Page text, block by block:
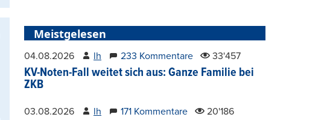
Meistgelesen
04.08.2026 lh 233 Kommentare 33'457
KV-Noten-Fall weitet sich aus: Ganze Familie bei
ZKB
03.08.2026 lh 171 Kommentare 20'186